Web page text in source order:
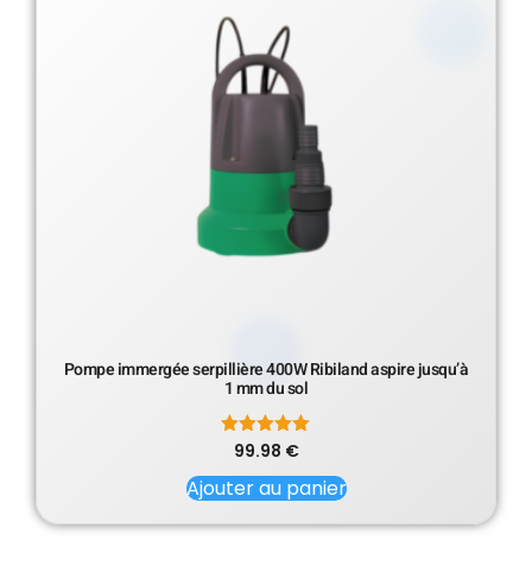
Pompe immergée serpillière 400W Ribiland aspire jusqu’à
1 mm du sol
Note
sur 5
99.98 €
Ajouter au panier